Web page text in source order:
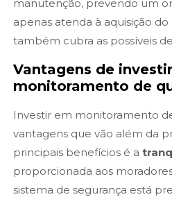
manutenção, prevendo um
apenas atenda à aquisição
também cubra as possíveis
Vantagens de
monitoramento de
Investir em monitoramento
vantagens que vão além da
principais benefícios é a
proporcionada aos
sistema de segurança está